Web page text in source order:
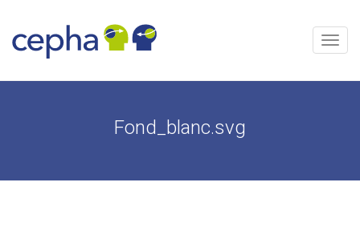
content
Menu
Fond_blanc.svg